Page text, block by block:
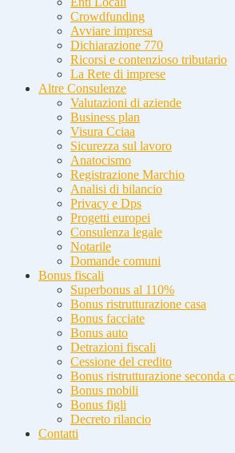
Crowdfunding
Avviare impresa
Dichiarazione 770
Ricorsi e contenzioso tributario
La Rete di imprese
Altre Consulenze
Valutazioni di aziende
Business plan
Visura Cciaa
Sicurezza sul lavoro
Anatocismo
Registrazione Marchio
Analisi di bilancio
Privacy e Dps
Progetti europei
Consulenza legale
Notarile
Domande comuni
Bonus fiscali
Superbonus al 110%
Bonus ristrutturazione casa
Bonus facciate
Bonus auto
Detrazioni fiscali
Cessione del credito
Bonus ristrutturazione seconda
Bonus mobili
Bonus figli
Decreto rilancio
Contatti